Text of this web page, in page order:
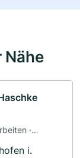
Nähe
·
i.